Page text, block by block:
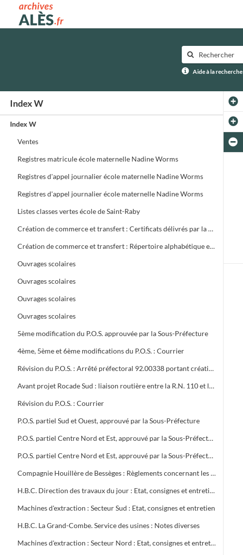
Archives municipales d'Alès
Aide à la recherche
Index W
Index W
Ventes
Registres matricule école maternelle Nadine Worms
Registres d'appel journalier école maternelle Nadine Worms
Registres d'appel journalier école maternelle Nadine Worms
Listes classes vertes école de Saint-Raby
Création de commerce et transfert : Certificats délivrés par la mairie
Création de commerce et transfert : Répertoire alphabétique et chronologique
Ouvrages scolaires
Ouvrages scolaires
Ouvrages scolaires
Ouvrages scolaires
5ème modification du P.O.S. approuvée par la Sous-Préfecture
4ème, 5ème et 6ème modifications du P.O.S. : Courrier
Révision du P.O.S. : Arrêté préfectoral 92.00338 portant création d'utilité publique projet à 2x2 voies R.N.106 entre Alès et Boucoiran
Avant projet Rocade Sud : liaison routière entre la R.N. 110 et la R.N. 106
Révision du P.O.S. : Courrier
P.O.S. partiel Sud et Ouest, approuvé par la Sous-Préfecture
P.O.S. partiel Centre Nord et Est, approuvé par la Sous-Préfecture
P.O.S. partiel Centre Nord et Est, approuvé par la Sous-Préfecture
Compagnie Houillère de Bessèges : Règlements concernant les ouvriers
H.B.C. Direction des travaux du jour : Etat, consignes et entretien des machines d'extraction
Machines d'extraction : Secteur Sud : Etat, consignes et entretien
H.B.C. La Grand-Combe. Service des usines : Notes diverses
Machines d'extraction : Secteur Nord : Etat, consignes et entretien